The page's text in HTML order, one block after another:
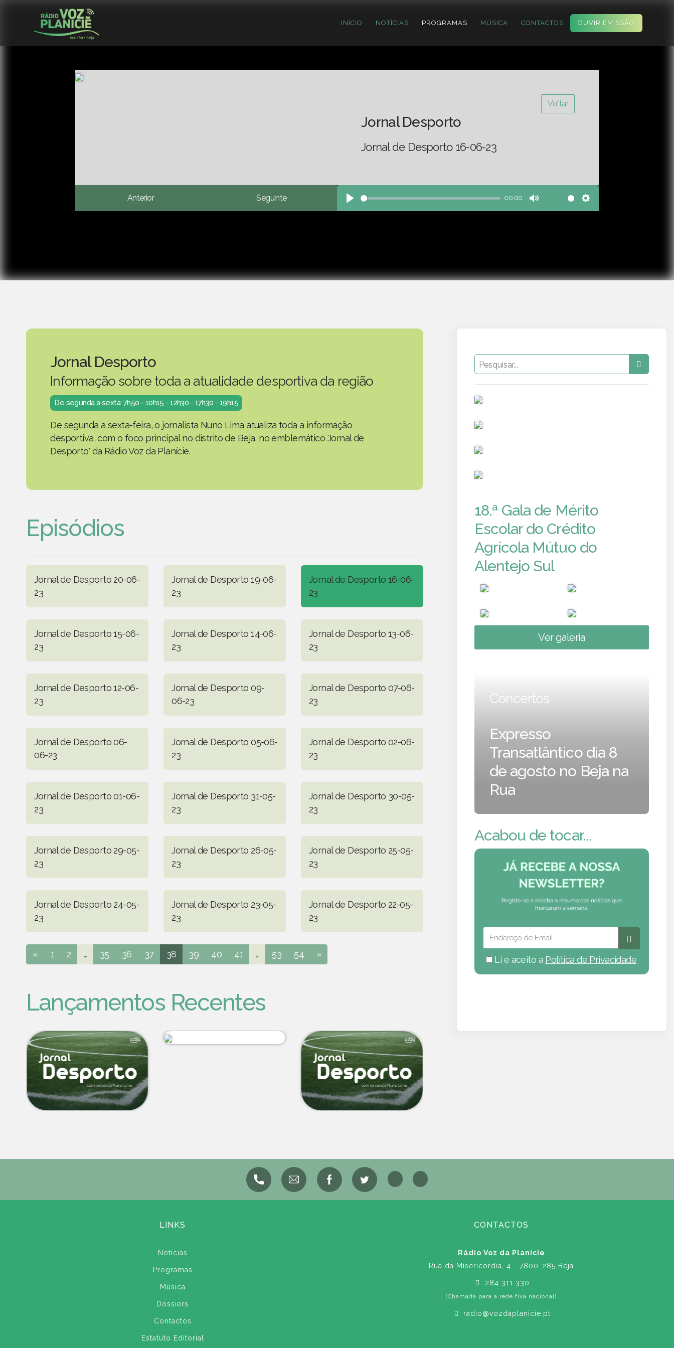
INÍCIO NOTÍCIAS PROGRAMAS MÚSICA CONTACTOS OUVIR EMISSÃO
Voltar
Jornal Desporto
Jornal de Desporto 16-06-23
Anterior Seguinte
Play
00:00
Mute Settings
Jornal Desporto
Informação sobre toda a atualidade desportiva da região
De segunda a sexta: 7h50 - 10h15 - 12h30 - 17h30 - 19h15
De segunda a sexta-feira, o jornalista Nuno Lima atualiza toda a informação
desportiva, com o foco principal no distrito de Beja, no emblemático 'Jornal de
Desporto' da Rádio Voz da Planície.
Episódios
Jornal de Desporto 20-06-
23
Jornal de Desporto 19-06-
23
Jornal de Desporto 16-06-
23
Jornal de Desporto 15-06-
23
Jornal de Desporto 14-06-
23
Jornal de Desporto 13-06-
23
Jornal de Desporto 12-06-
23
Jornal de Desporto 09-
06-23
Jornal de Desporto 07-06-
23
Jornal de Desporto 06-
06-23
Jornal de Desporto 05-06-
23
Jornal de Desporto 02-06-
23
Jornal de Desporto 01-06-
23
Jornal de Desporto 31-05-
23
Jornal de Desporto 30-05-
23
Jornal de Desporto 29-05-
23
Jornal de Desporto 26-05-
23
Jornal de Desporto 25-05-
23
Jornal de Desporto 24-05-
23
Jornal de Desporto 23-05-
23
Jornal de Desporto 22-05-
23
« 1 2 ... 35 36 37 38 39 40 41 ... 53 54 »
Lançamentos Recentes
18.ª Gala de Mérito
Escolar do Crédito
Agrícola Mútuo do
Alentejo Sul
Ver galeria
Concertos
Expresso
Transatlântico dia 8
de agosto no Beja na
Rua
Acabou de tocar...
Li e aceito a Política de Privacidade
LINKS
Notícias
Programas
Música
Dossiers
Contactos
Estatuto Editorial
CONTACTOS
Rádio Voz da Planície
Rua da Misericórdia, 4 - 7800-285 Beja
284 311 330
(Chamada para a rede fixa nacional)
radio@vozdaplanicie.pt